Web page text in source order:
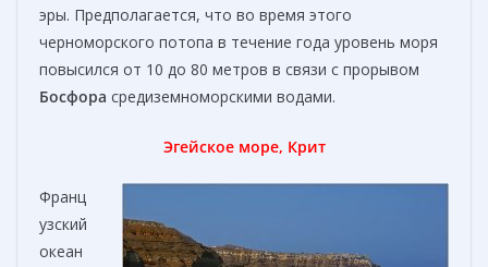
эры. Предполагается, что во время этого
черноморского потопа в течение года уровень моря
повысился от 10 до 80 метров в связи с прорывом
Босфора средиземноморскими водами.
Эгейское море, Крит
Франц
узский
океан